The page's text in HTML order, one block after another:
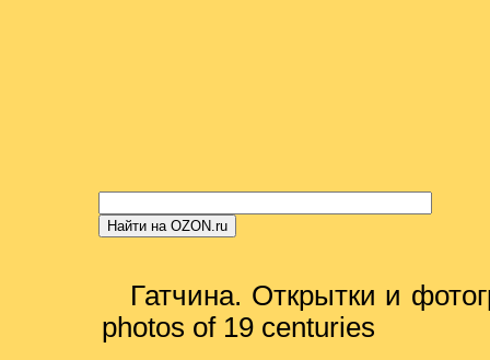
Гатчина. Открытки и
photos of 19 centuries